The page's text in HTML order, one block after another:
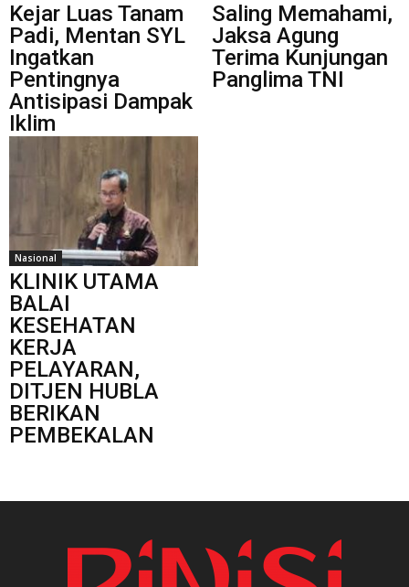
Kejar Luas Tanam
Padi, Mentan SYL
Ingatkan
Pentingnya
Antisipasi Dampak
Iklim
Saling Memahami,
Jaksa Agung
Terima Kunjungan
Panglima TNI
Nasional
KLINIK UTAMA
BALAI
KESEHATAN
KERJA
PELAYARAN,
DITJEN HUBLA
BERIKAN
PEMBEKALAN